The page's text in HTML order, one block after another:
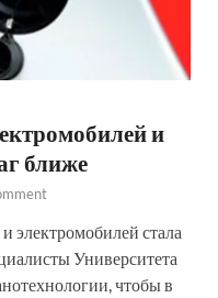
и
ближе
электромобилей стала
Университета
чтобы в